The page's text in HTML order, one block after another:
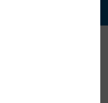
Sie die neue
Die neue Kollektion